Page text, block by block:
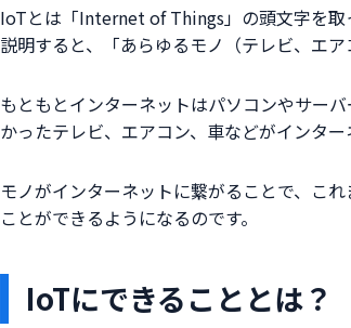
IoTとは「Internet of Things」の頭文字を取
説明すると、「あらゆるモノ（テレビ、エ
もともとインターネットはパソコンやサー
かったテレビ、エアコン、車などがインタ
モノがインターネットに繋がることで、こ
ことができるようになるのです。
IoTにできることとは？